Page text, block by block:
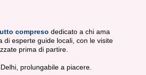
compreso dedicato a chi ama
di esperte guide locali, con le visite
prima di partire.
prolungabile a piacere.